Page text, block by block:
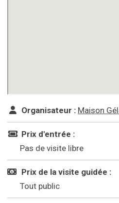
Organisateur : Maison
Prix d'entrée :
Pas de visite libre
Prix de la visite guidée :
Tout public